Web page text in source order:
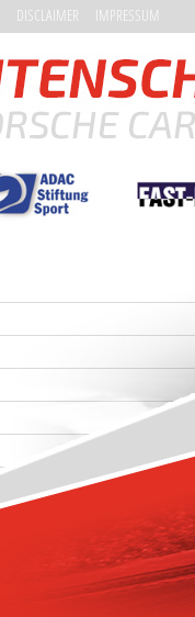
DISCLAIMER IMPRESSUM